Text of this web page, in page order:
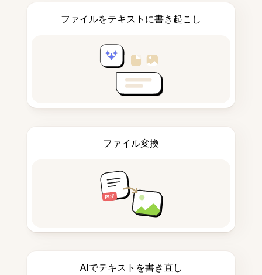
ファイルをテキストに書き起こし
ファイル変換
AIでテキストを書き直し